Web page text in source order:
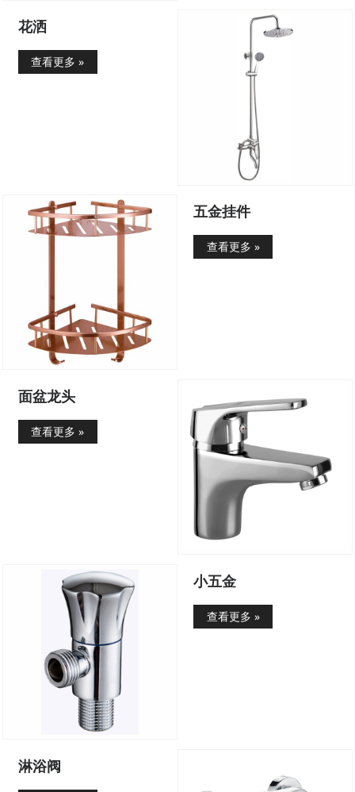
花洒
查看更多 »
五金挂件
查看更多 »
面盆龙头
查看更多 »
小五金
查看更多 »
淋浴阀